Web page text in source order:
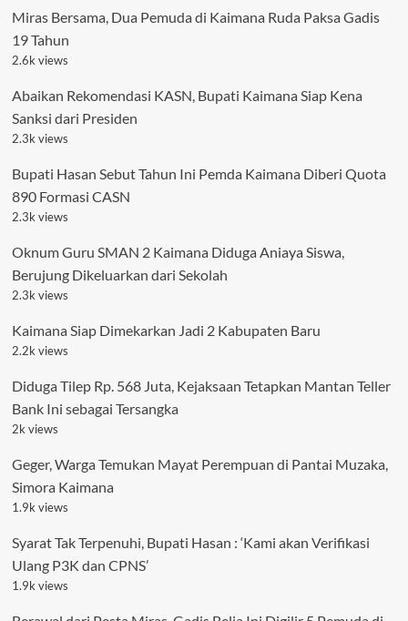
Miras Bersama, Dua Pemuda di Kaimana Ruda Paksa Gadis
19 Tahun
2.6k views
Abaikan Rekomendasi KASN, Bupati Kaimana Siap Kena
Sanksi dari Presiden
2.3k views
Bupati Hasan Sebut Tahun Ini Pemda Kaimana Diberi Quota
890 Formasi CASN
2.3k views
Oknum Guru SMAN 2 Kaimana Diduga Aniaya Siswa,
Berujung Dikeluarkan dari Sekolah
2.3k views
Kaimana Siap Dimekarkan Jadi 2 Kabupaten Baru
2.2k views
Diduga Tilep Rp. 568 Juta, Kejaksaan Tetapkan Mantan Teller
Bank Ini sebagai Tersangka
2k views
Geger, Warga Temukan Mayat Perempuan di Pantai Muzaka,
Simora Kaimana
1.9k views
Syarat Tak Terpenuhi, Bupati Hasan : ‘Kami akan Verifikasi
Ulang P3K dan CPNS’
1.9k views